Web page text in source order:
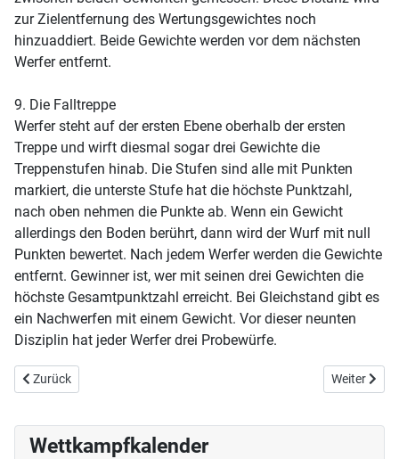
zur Zielentfernung des Wertungsgewichtes noch
hinzuaddiert. Beide Gewichte werden vor dem nächsten
Werfer entfernt.
9. Die Falltreppe
Werfer steht auf der ersten Ebene oberhalb der ersten
Treppe und wirft diesmal sogar drei Gewichte die
Treppenstufen hinab. Die Stufen sind alle mit Punkten
markiert, die unterste Stufe hat die höchste Punktzahl,
nach oben nehmen die Punkte ab. Wenn ein Gewicht
allerdings den Boden berührt, dann wird der Wurf mit null
Punkten bewertet. Nach jedem Werfer werden die Gewichte
entfernt. Gewinner ist, wer mit seinen drei Gewichten die
höchste Gesamtpunktzahl erreicht. Bei Gleichstand gibt es
ein Nachwerfen mit einem Gewicht. Vor dieser neunten
Disziplin hat jeder Werfer drei Probewürfe.
Vorheriger Beitrag: 11/12 Dom Spaßkampf
Zurück Nächster
Weiter
Wettkampfkalender